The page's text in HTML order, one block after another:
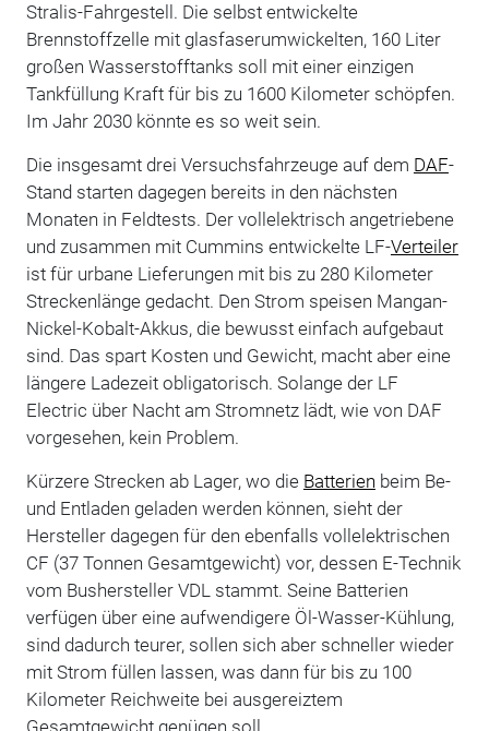
Stralis-Fahrgestell. Die selbst entwickelte
Brennstoffzelle mit glasfaserumwickelten, 160 Liter
großen Wasserstofftanks soll mit einer einzigen
Tankfüllung Kraft für bis zu 1600 Kilometer schöpfen.
Im Jahr 2030 könnte es so weit sein.
Die insgesamt drei Versuchsfahrzeuge auf dem DAF-
Stand starten dagegen bereits in den nächsten
Monaten in Feldtests. Der vollelektrisch angetriebene
und zusammen mit Cummins entwickelte LF-Verteiler
ist für urbane Lieferungen mit bis zu 280 Kilometer
Streckenlänge gedacht. Den Strom speisen Mangan-
Nickel-Kobalt-Akkus, die bewusst einfach aufgebaut
sind. Das spart Kosten und Gewicht, macht aber eine
längere Ladezeit obligatorisch. Solange der LF
Electric über Nacht am Stromnetz lädt, wie von DAF
vorgesehen, kein Problem.
Kürzere Strecken ab Lager, wo die Batterien beim Be-
und Entladen geladen werden können, sieht der
Hersteller dagegen für den ebenfalls vollelektrischen
CF (37 Tonnen Gesamtgewicht) vor, dessen E-Technik
vom Bushersteller VDL stammt. Seine Batterien
verfügen über eine aufwendigere Öl-Wasser-Kühlung,
sind dadurch teurer, sollen sich aber schneller wieder
mit Strom füllen lassen, was dann für bis zu 100
Kilometer Reichweite bei ausgereiztem